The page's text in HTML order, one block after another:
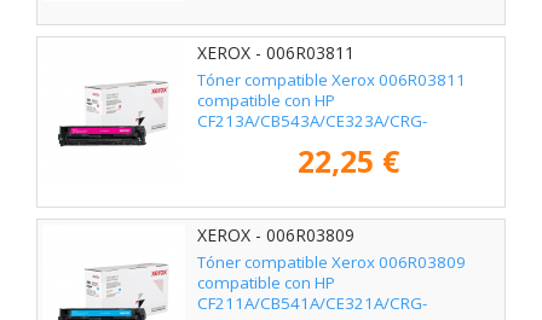
XEROX - 006R03811
Tóner compatible Xerox 006R03811
compatible con HP
CF213A/CB543A/CE323A/CRG-
22,25 €
XEROX - 006R03809
Tóner compatible Xerox 006R03809
compatible con HP
CF211A/CB541A/CE321A/CRG-